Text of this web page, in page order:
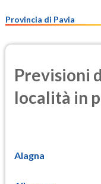
Provincia di Pavia
Previsioni
località in
Alagna